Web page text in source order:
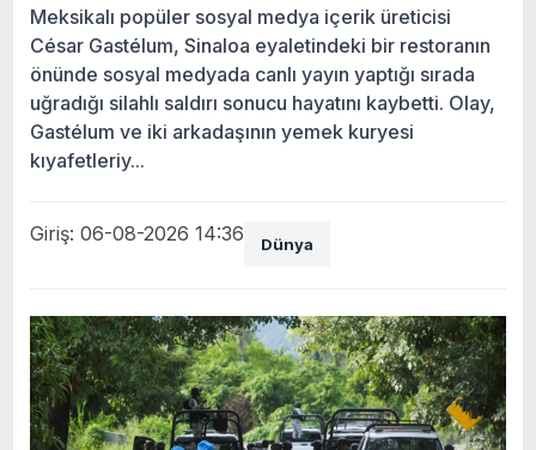
Meksikalı popüler sosyal medya içerik üreticisi
César Gastélum, Sinaloa eyaletindeki bir restoranın
önünde sosyal medyada canlı yayın yaptığı sırada
uğradığı silahlı saldırı sonucu hayatını kaybetti. Olay,
Gastélum ve iki arkadaşının yemek kuryesi
kıyafetleriy...
Giriş: 06-08-2026 14:36 Dünya